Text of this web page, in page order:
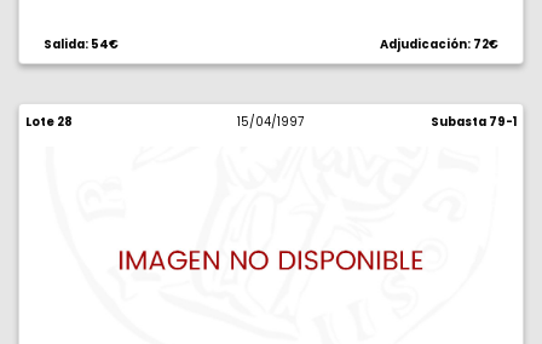
Salida: 54€ Adjudicación: 72€
Lote 28 15/04/1997 Subasta 79-1